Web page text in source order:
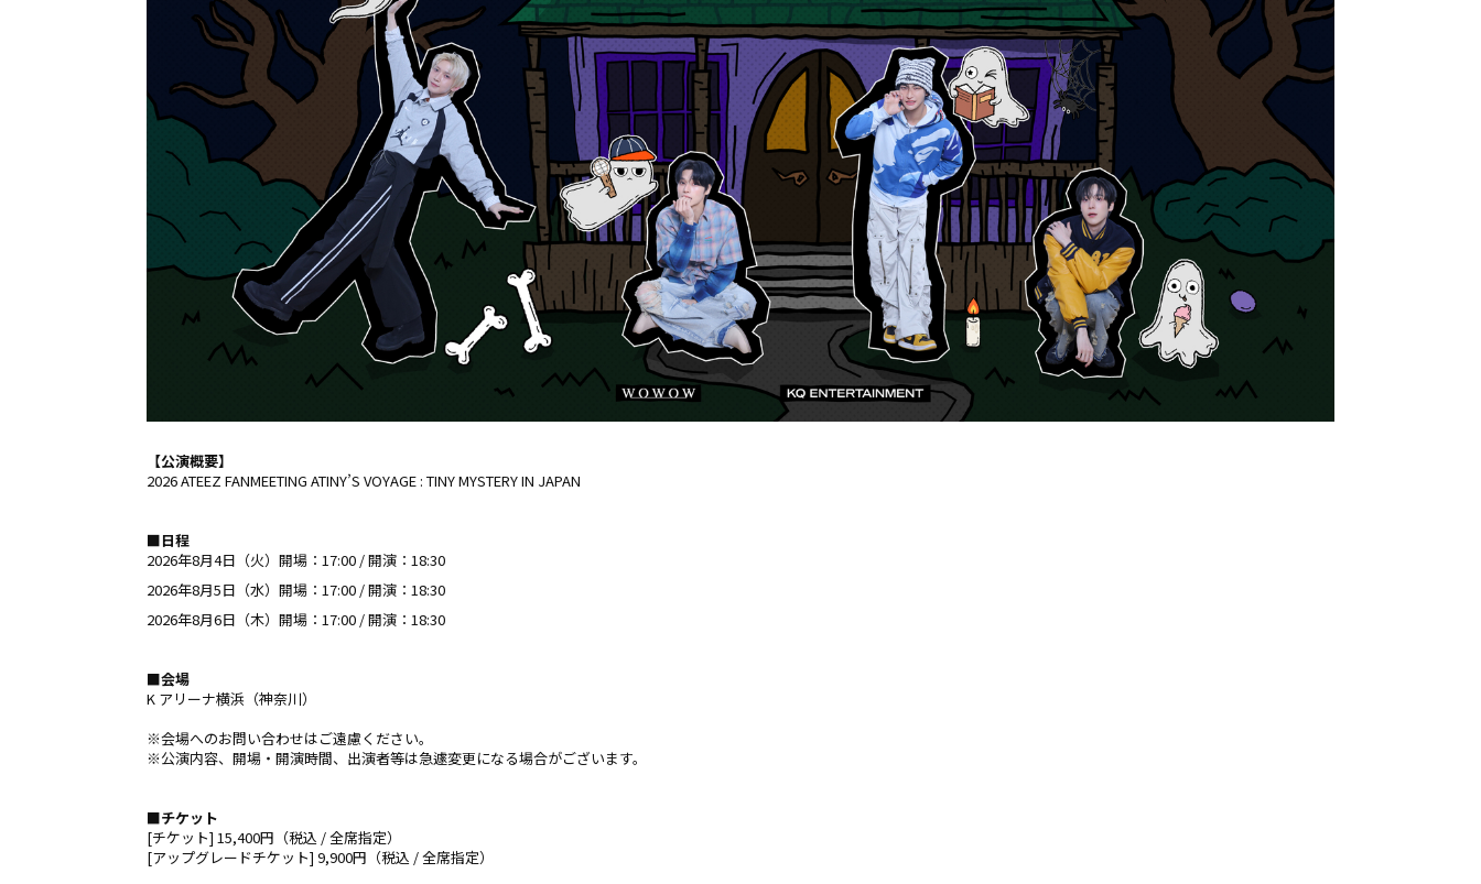
【公演概要】
2026 ATEEZ FANMEETING ATINY’S VOYAGE : TINY MYSTERY IN JAPAN
■日程
2026年8月4日（火）開場：17:00 / 開演：18:30
2026年8月5日（水）開場：17:00 / 開演：18:30
2026年8月6日（木）開場：17:00 / 開演：18:30
■会場
K アリーナ横浜（神奈川）
※会場へのお問い合わせはご遠慮ください。
※公演内容、開場・開演時間、出演者等は急遽変更になる場合がございます。
■チケット
[チケット] 15,400円（税込 / 全席指定）
[アップグレードチケット] 9,900円（税込 / 全席指定）